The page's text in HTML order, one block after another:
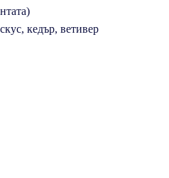
кедър, ветивер